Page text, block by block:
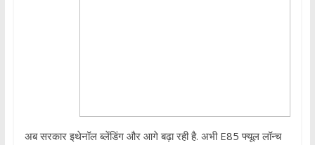
अब सरकार इथेनॉल ब्लेंडिंग और आगे बढ़ा रही है. अभी E85 फ्यूल लॉन्च